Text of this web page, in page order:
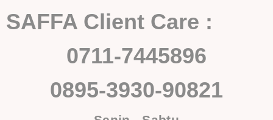
SAFFA Client Care :
0711-7445896
0895-3930-90821